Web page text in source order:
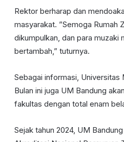
Rektor berharap dan
masyarakat. ”Semoga Rumah
dikumpulkan, dan para muzaki
bertambah,” tuturnya.
Sebagai informasi, Universitas
Bulan ini juga UM Bandung
fakultas dengan total enam
Sejak tahun 2024, UM